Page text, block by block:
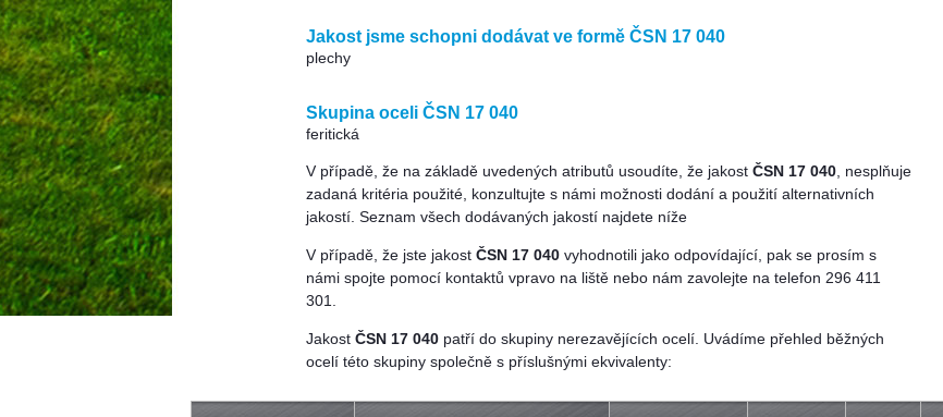
Jakost jsme schopni dodávat ve formě ČSN 17 040
plechy
Skupina oceli ČSN 17 040
feritická
V případě, že na základě uvedených atributů usoudíte, že jakost ČSN 17 040, nesplňuje
zadaná kritéria použité, konzultujte s námi možnosti dodání a použití alternativních
jakostí. Seznam všech dodávaných jakostí najdete níže
V případě, že jste jakost ČSN 17 040 vyhodnotili jako odpovídající, pak se prosím s
námi spojte pomocí kontaktů vpravo na liště nebo nám zavolejte na telefon 296 411
301.
Jakost ČSN 17 040 patří do skupiny nerezavějících ocelí. Uvádíme přehled běžných
ocelí této skupiny společně s příslušnými ekvivalenty: